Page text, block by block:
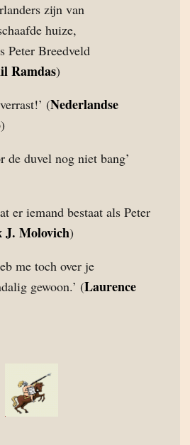
zijn van
huize,
Peter Breedveld
Ramdas)
(Nederlandse
)
de duvel nog niet bang’
er iemand bestaat als Peter
J. Molovich)
me toch over je
gewoon.’ (Laurence